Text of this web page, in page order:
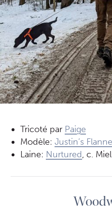
Tricoté par Paige
Modèle:Justin’s
Laine: Nurtured, c. Miel